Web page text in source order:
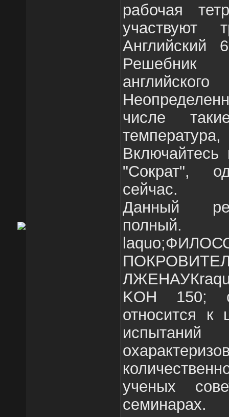
рабочая
участвуют
Английский
числе
"Сократ",
сейчас.
Данный
KOH 150;
относится к
ученых